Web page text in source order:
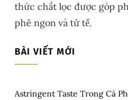
thức chắt lọc được góp
phê ngon và tử tế.
BÀI VIẾT MỚI
Astringent Taste Trong Cà